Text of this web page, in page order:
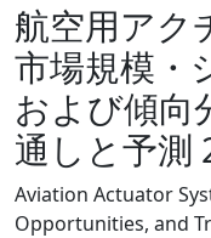
航空用アク
市場規模・
および傾
通しと予測
Aviation Actuator
Opportunities, and